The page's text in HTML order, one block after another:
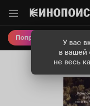
У вас
в вашей
не весь
Попробовать Плюс